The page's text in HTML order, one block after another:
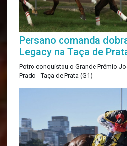
Persano comanda
Legacy na Taça de
Potro conquistou o Grande Prêmio
Prado - Taça de Prata (G1)